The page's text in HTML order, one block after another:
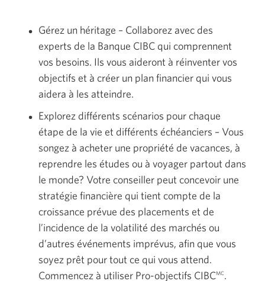
Gérez un héritage – Collaborez avec des
experts de la Banque CIBC qui comprennent
vos besoins. Ils vous aideront à réinventer vos
objectifs et à créer un plan financier qui vous
aidera à les atteindre.
Explorez différents scénarios pour chaque
étape de la vie et différents échéanciers – Vous
songez à acheter une propriété de vacances, à
reprendre les études ou à voyager partout dans
le monde? Votre conseiller peut concevoir une
stratégie financière qui tient compte de la
croissance prévue des placements et de
l’incidence de la volatilité des marchés ou
d’autres événements imprévus, afin que vous
soyez prêt pour tout ce qui vous attend.
Commencez à utiliser Pro-objectifs CIBCMC.